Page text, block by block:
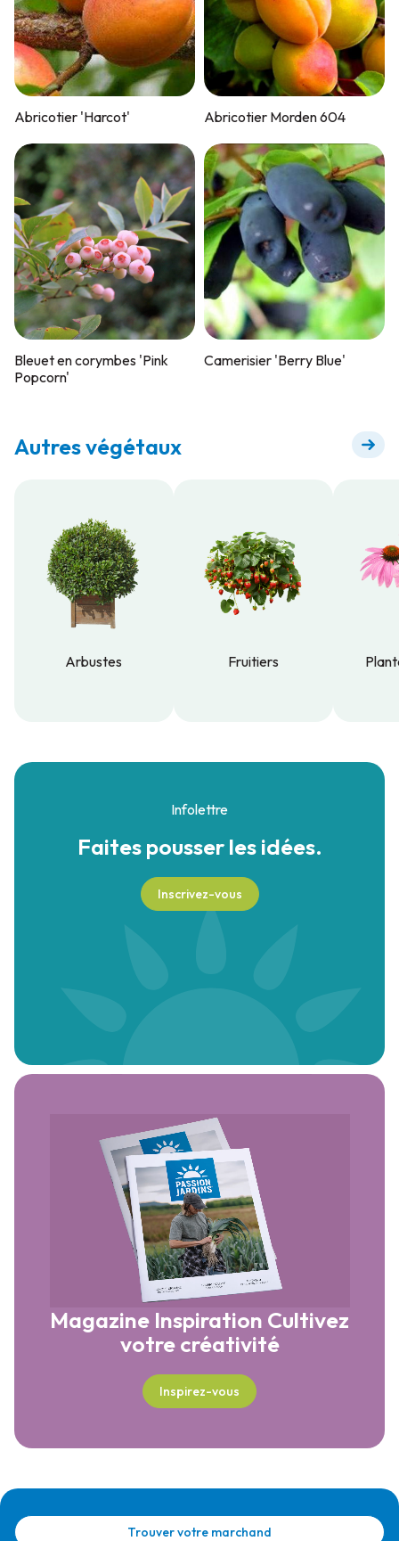
Abricotier 'Harcot' Abricotier Morden 604
Bleuet en corymbes 'Pink
Popcorn'
Camerisier 'Berry Blue'
Autres végétaux
Arbustes
Fruitiers
Infolettre
Faites pousserles idées.
Inscrivez-vous
Magazine Inspiration Cultivez
votre créativité
Inspirez-vous
Trouver votre marchand